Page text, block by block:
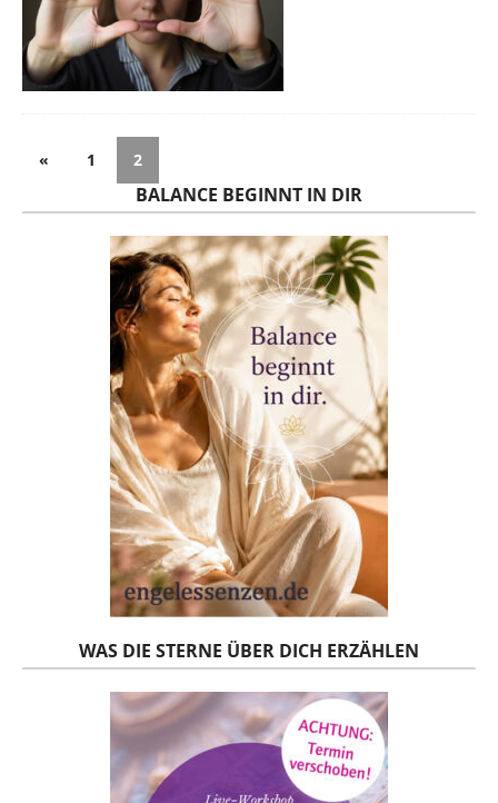
« 1 2
BALANCE BEGINNT IN DIR
WAS DIE STERNE ÜBER DICH ERZÄHLEN